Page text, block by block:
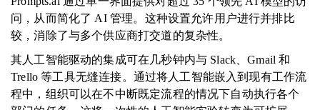
问，从而简化了 AI 管理。这种设置允许用户进行并排比
较，消除了与多个供应商打交道的复杂性。
其人工智能驱动的集成可在几秒钟内与 Slack、Gmail 和
Trello 等工具无缝连接。通过将人工智能嵌入到现有工作流
程中，组织可以在不中断既定流程的情况下自动执行各个